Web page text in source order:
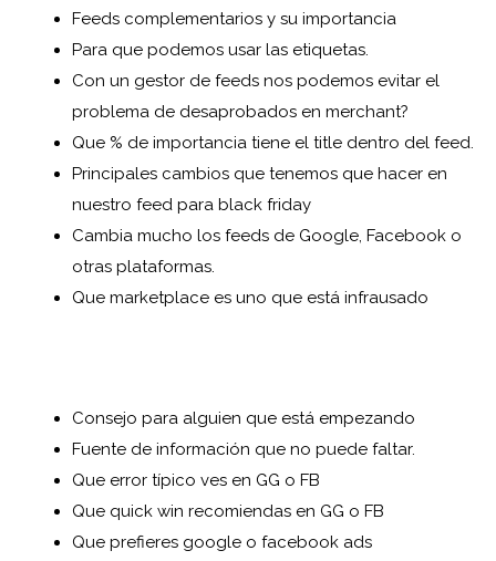
Feeds complementarios y su importancia
Para que podemos usar las etiquetas.
Con un gestor de feeds nos podemos evitar el
problema de desaprobados en merchant?
Que % de importancia tiene el title dentro del feed.
Principales cambios que tenemos que hacer en
nuestro feed para black friday
Cambia mucho los feeds de Google, Facebook o
otras plataformas.
Que marketplace es uno que está infrausado
Consejo para alguien que está empezando
Fuente de información que no puede faltar.
Que error típico ves en GG o FB
Que quick win recomiendas en GG o FB
Que prefieres google o facebook ads